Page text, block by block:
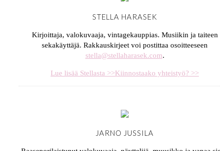
STELLA HARASEK
Kirjoittaja, valokuvaaja, vintagekauppias. Musiikin ja taiteen
sekakäyttäjä. Rakkauskirjeet voi postittaa osoitteeseen
stella@stellaharasek.com.
Lue lisää Stellasta >>Kiinnostaako yhteistyö? >>
JARNO JUSSILA